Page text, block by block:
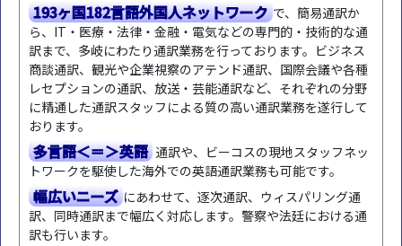
193ヶ国182言語外国人ネットワーク で、簡易通訳か
ら、IT・医療・法律・金融・電気などの専門的・技術的な通
訳まで、多岐にわたり通訳業務を行っております。ビジネス
商談通訳、観光や企業視察のアテンド通訳、国際会議や各種
レセプションの通訳、放送・芸能通訳など、それぞれの分野
に精通した通訳スタッフによる質の高い通訳業務を遂行して
おります。
多言語＜＝＞英語 通訳や、ビーコスの現地スタッフネッ
トワークを駆使した海外での英語通訳業務も可能です。
幅広いニーズ にあわせて、逐次通訳、ウィスパリング通
訳、同時通訳まで幅広く対応します。警察や法廷における通
訳も行います。